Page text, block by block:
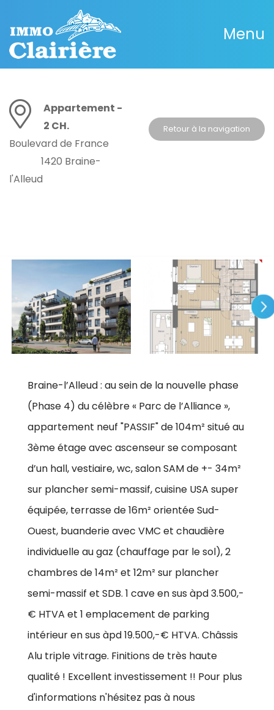
Menu
Appartement -
2 CH.
Boulevard de France
1420 Braine-
l'Alleud
Retour à la navigation
Braine-l’Alleud : au sein de la nouvelle phase
(Phase 4) du célèbre « Parc de l’Alliance »,
appartement neuf "PASSIF" de 104m² situé au
3ème étage avec ascenseur se composant
d’un hall, vestiaire, wc, salon SAM de +- 34m²
sur plancher semi-massif, cuisine USA super
équipée, terrasse de 16m² orientée Sud-
Ouest, buanderie avec VMC et chaudière
individuelle au gaz (chauffage par le sol), 2
chambres de 14m² et 12m² sur plancher
semi-massif et SDB. 1 cave en sus àpd 3.500,-
€ HTVA et 1 emplacement de parking
intérieur en sus àpd 19.500,-€ HTVA. Châssis
Alu triple vitrage. Finitions de très haute
qualité ! Excellent investissement !! Pour plus
d'informations n'hésitez pas à nous